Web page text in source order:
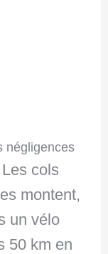
négligences
cols
montent,
un vélo
50 km en